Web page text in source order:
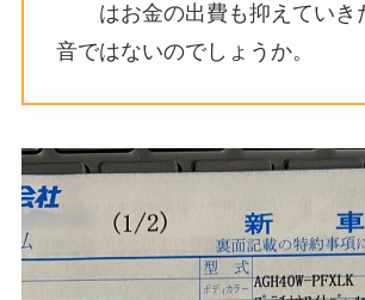
はお金の出費も抑えていき
音ではないのでしょうか。